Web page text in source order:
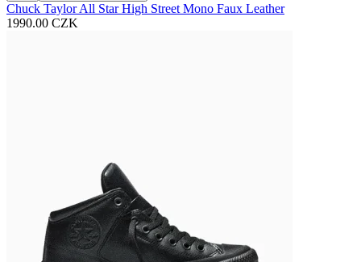
Chuck Taylor All Star High Street Mono Faux Leather
1990.00 CZK